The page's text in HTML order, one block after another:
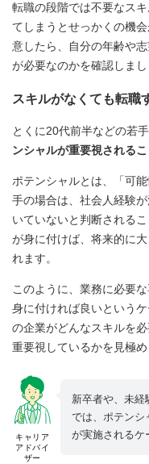
転職の段階では不要なス
てしまうとせっかくの機
意したら、自分の年齢や
が必要なのかを確認しまし
スキルがなくても転職
とくに20代前半などの若手
ンシャルが重要視される
ポテンシャルとは、「可
手の場合は、社会人経験
いていないと判断される
が身に付けば、将来的に
れます。
このように、業務に必要
身に付ければ良いという
の企業がどんなスキルを
重要視しているかを見極め
キャリア
アドバイ
ザー
新卒者や、未経
では、ポテンシ
が実施されるケ